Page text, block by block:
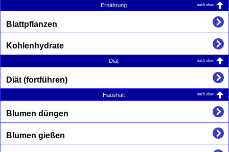
Ernährung nach oben
Blattpflanzen
Kohlenhydrate
Diät nach oben
Diät (fortführen)
Haushalt nach oben
Blumen düngen
Blumen gießen